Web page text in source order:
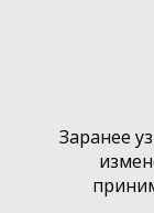
Заранее